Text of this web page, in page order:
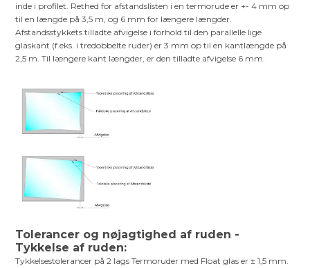
inde i profilet. Rethed for afstandslisten i en termorude er +- 4 mm op
til en længde på 3,5 m, og 6 mm for længere længder.
Afstandsstykkets tilladte afvigelse i forhold til den parallelle lige
glaskant (f.eks. i tredobbelte ruder) er 3 mm op til en kantlængde på
2,5 m. Til længere kant længder, er den tilladte afvigelse 6 mm.
Tolerancer og nøjagtighed af ruden -
Tykkelse af ruden:
Tykkelsestolerancer på 2 lags Termoruder med Float glas er ± 1,5 mm.